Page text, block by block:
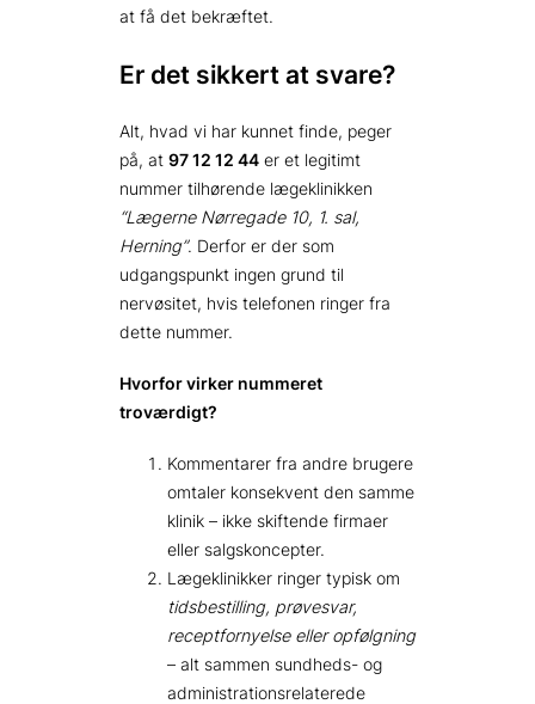
at få det bekræftet.
Er det sikkert at svare?
Alt, hvad vi har kunnet finde, peger
på, at 97 12 12 44 er et legitimt
nummer tilhørende lægeklinikken
“Lægerne Nørregade 10, 1. sal,
Herning”. Derfor er der som
udgangspunkt ingen grund til
nervøsitet, hvis telefonen ringer fra
dette nummer.
Hvorfor virker nummeret
troværdigt?
Kommentarer fra andre brugere
omtaler konsekvent den samme
klinik – ikke skiftende firmaer
eller salgskoncepter.
Lægeklinikker ringer typisk om
tidsbestilling, prøvesvar,
receptfornyelse eller opfølgning
– alt sammen sundheds- og
administrationsrelaterede